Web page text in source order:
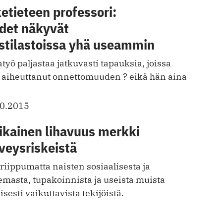
professori:
näkyvät
yhä useammin
paljastaa jatkuvasti tapauksia, joissa
onnettomuuden ? eikä hän aina
lihavuus merkki
naisten sosiaalisesta ja
tupakoinnista ja useista muista
vaikuttavista tekijöistä.